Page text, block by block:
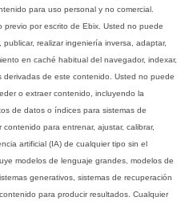
para uso personal y no comercial.
por escrito de Ebix. Usted no puede
publicar, realizar ingeniería inversa, adaptar,
en caché habitual del navegador, indexar,
de este contenido. Usted no puede
o extraer contenido, incluyendo la
de datos o índices para sistemas de
para entrenar, ajustar, calibrar,
artificial (IA) de cualquier tipo sin el
modelos de lenguaje grandes, modelos de
generativos, sistemas de recuperación
para producir resultados. Cualquier